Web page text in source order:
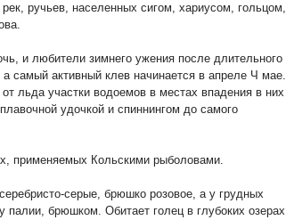
ручьев, населенных сигом, хариусом, гольцом,
и любители зимнего ужения после длительного
самый активный клев начинается в апреле Ч мае.
льда участки водоемов в местах впадения в них
удочкой и спиннингом до самого
применяемых Кольскими рыболовами.
серые, брюшко розовое, а у грудных
палии, брюшком. Обитает голец в глубоких озерах